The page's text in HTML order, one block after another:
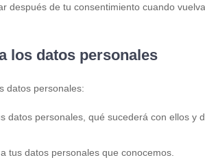
después de tu consentimiento cuando
los datos personales
datos personales:
datos personales, qué sucederá con ellos y
tus datos personales que conocemos.